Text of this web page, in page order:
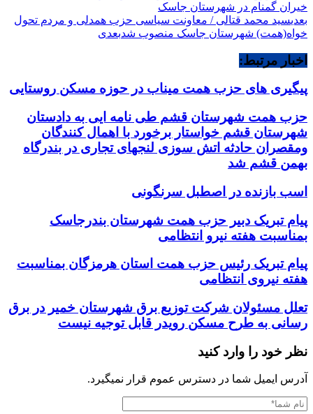
خیران گمنام در شهرستان جاسک
بعدیسید محمد قتالی / معاونت سیاسی حزب همدلی و مردم تحول
خواه(همت) شهرستان جاسک منصوب شدبعدی
اخبار مرتبط:
پیگیری های حزب همت میناب در حوزه مسکن روستایی
حزب همت شهرستان قشم طی نامه ایی به دادستان
شهرستان قشم خواستار برخورد با اهمال کنندگان
ومقصران حادثه اتش سوزی لنجهای تجاری در بندرگاه
بهمن قشم شد
اسب بازنده در اصطبل سرنگونی
پیام تبریک دبیر حزب همت شهرستان بندرجاسک
بمناسبت هفته نیرو انتظامی
پیام تبریک رئیس حزب همت استان هرمزگان بمناسبت
هفته نیروی انتظامی
تعلل مسئولان شرکت توزیع برق شهرستان خمیر در برق
رسانی به طرح مسکن رویدر قابل توجیه نیست
نظر خود را وارد کنید
آدرس ایمیل شما در دسترس عموم قرار نمیگیرد.